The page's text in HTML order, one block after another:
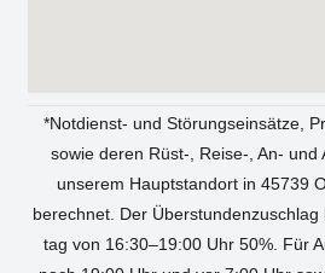
*Not­dienst- und Stö­rungs­ein­sät­ze,
sowie deren Rüst‑, Reise‑, An-
unse­rem Haupt­stand­ort in 45739
berech­net. Der
tag von 16:30–19:00 Uhr 50%. Für